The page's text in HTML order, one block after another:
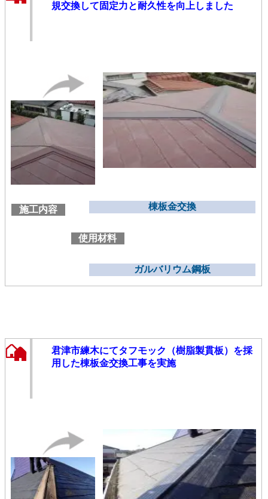
規交換して固定力と耐久性を向上しました
施工内容 棟板金交換
使用材料
ガルバリウム鋼板
君津市練木にてタフモック（樹脂製貫板）を採
用した棟板金交換工事を実施